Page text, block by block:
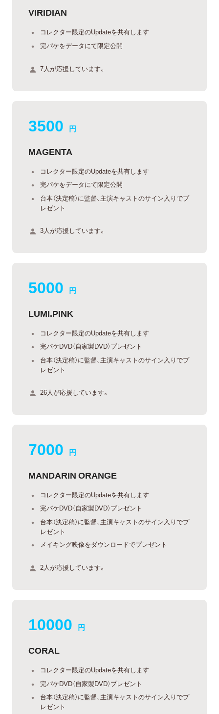
VIRIDIAN
コレクター限定のUpdateを共有します
完パケをデータにて限定公開
7人が応援しています。
3500 円
MAGENTA
コレクター限定のUpdateを共有します
完パケをデータにて限定公開
台本（決定稿）に監督、主演キャストのサイン入りでプ
レゼント
3人が応援しています。
5000 円
LUMI.PINK
コレクター限定のUpdateを共有します
完パケDVD（自家製DVD）プレゼント
台本（決定稿）に監督、主演キャストのサイン入りでプ
レゼント
26人が応援しています。
7000 円
MANDARIN ORANGE
コレクター限定のUpdateを共有します
完パケDVD（自家製DVD）プレゼント
台本（決定稿）に監督、主演キャストのサイン入りでプ
レゼント
メイキング映像をダウンロードでプレゼント
2人が応援しています。
10000 円
CORAL
コレクター限定のUpdateを共有します
完パケDVD（自家製DVD）プレゼント
台本（決定稿）に監督、主演キャストのサイン入りでプ
レゼント